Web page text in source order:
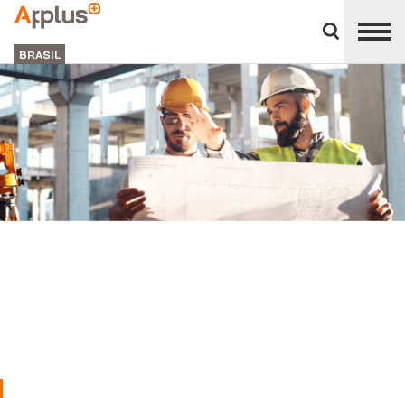
divisions
panel
APPLUS+
BRASIL